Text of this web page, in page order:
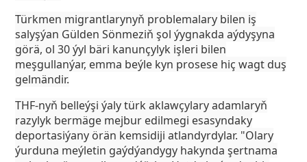
Türkmen migrantlarynyň problemalary bilen iş
salyşýan Gülden Sönmeziň şol ýygnakda aýdyşyna
görä, ol 30 ýyl bäri kanunçylyk işleri bilen
meşgullanýar, emma beýle kyn prosese hiç wagt duş
gelmändir.
THF-nyň belleýşi ýaly türk aklawçylary adamlaryň
razylyk bermäge mejbur edilmegi esasyndaky
deportasiýany örän kemsidiji atlandyrdylar. "Olary
ýurduna meýletin gaýdýandygy hakynda şertnama